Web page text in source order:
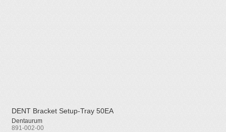
DENT Bracket Setup-Tray 50EA
Dentaurum
891-002-00